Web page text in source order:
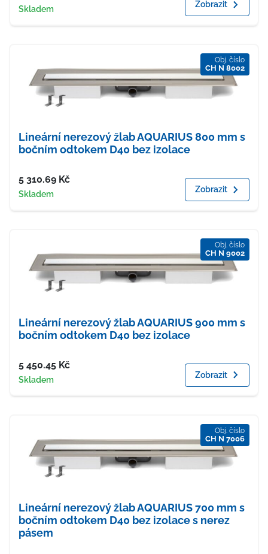
Dostupnost
Skladem Zobrazit
Obj. číslo
CH N 8002
Lineární nerezový žlab AQUARIUS 800 mm s
bočním odtokem D40 bez izolace
Cena
5 310.69 Kč
Dostupnost
Skladem Zobrazit
Obj. číslo
CH N 9002
Lineární nerezový žlab AQUARIUS 900 mm s
bočním odtokem D40 bez izolace
Cena
5 450.45 Kč
Dostupnost
Skladem Zobrazit
Obj. číslo
CH N 7006
Lineární nerezový žlab AQUARIUS 700 mm s
bočním odtokem D40 bez izolace s nerez
pásem